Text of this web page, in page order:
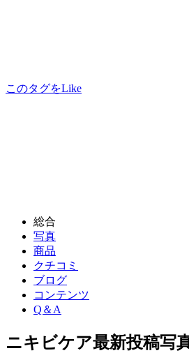
このタグをLike
総合
写真
商品
クチコミ
ブログ
コンテンツ
Q＆A
ニキビケア最新投稿写